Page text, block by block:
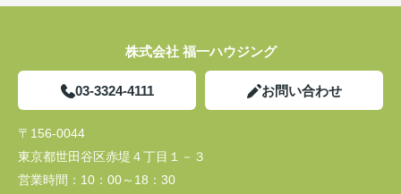
株式会社 福一ハウジング
03-3324-4111 お問い合わせ
〒156-0044
東京都世田谷区赤堤４丁目１－３
営業時間： 10：00～18：30